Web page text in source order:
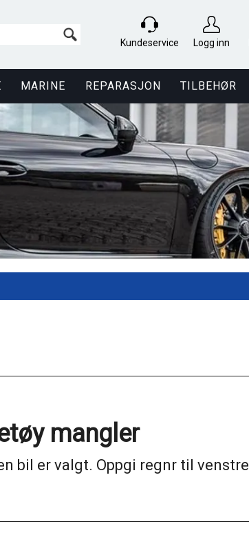
Kundeservice Logg inn
MARINE REPARASJON TILBEHØR
mangler
bil er valgt. Oppgi regnr til venstre